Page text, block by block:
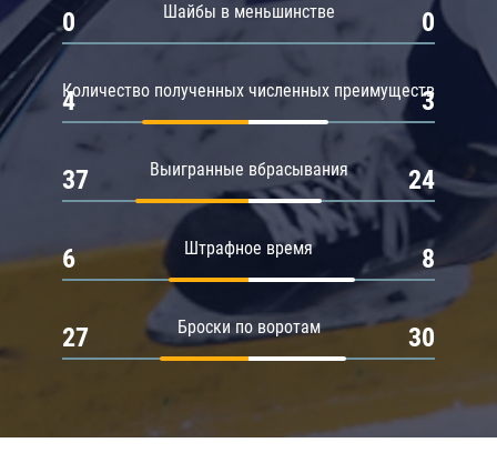
Шайбы в меньшинстве
0 0
Количество полученных численных преимуществ
4 3
Выигранные вбрасывания
37 24
Штрафное время
6 8
Броски по воротам
27 30